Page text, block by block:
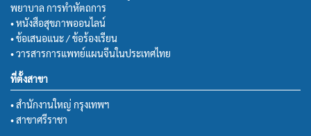
พยาบาล การทำหัตถการ
• หนังสือสุขภาพออนไลน์
• ข้อเสนอแนะ / ข้อร้องเรียน
• วารสารการแพทย์แผนจีนในประเทศไทย
ที่ตั้งสาขา
• สำนักงานใหญ่ กรุงเทพฯ
• สาขาศรีราชา